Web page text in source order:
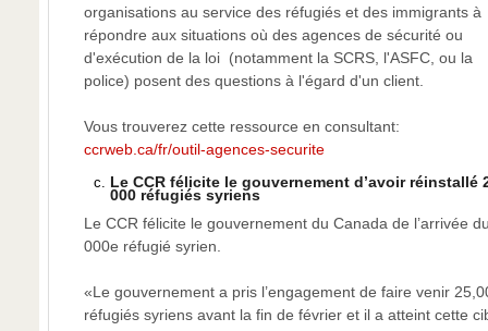
organisations au service des réfugiés et des immigrants à
répondre aux situations où des agences de sécurité ou
d'exécution de la loi (notamment la SCRS, l'ASFC, ou la
police) posent des questions à l'égard d'un client.
Vous trouverez cette ressource en consultant:
ccrweb.ca/fr/outil-agences-securite
Le CCR félicite le gouvernement d’avoir réinstallé
000 réfugiés syriens
Le CCR félicite le gouvernement du Canada de l’arrivée
000e réfugié syrien.
«Le gouvernement a pris l’engagement de faire venir
réfugiés syriens avant la fin de février et il a atteint cette